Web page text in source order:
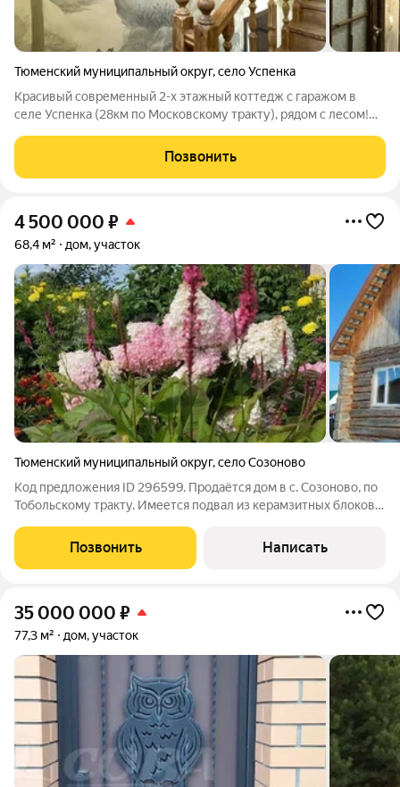
Тюменский муниципальный округ,село Успенка
Красивый современный 2-х этажный коттедж с гаражом в
селе Успенка (28км по Московскому тракту), рядом с лесом!
ремонтом и новым кухонным гарнитуром! На первом этаже
дизайнерская эксклюзивная ручная
Позвонить
4 500 000 ₽
68,4 м² дом, участок
Тюменский муниципальный округ,село Созоново
Код предложения ID 296599. Продаётся дом в с. Созоново, по
Тобольскому тракту. Имеется подвал из керамзитных блоков 3
терморазрывом. В доме требуется ремонт.Электричество
заведено. Имеется оборудование
Позвонить Написать
35 000 000 ₽
77,3 м² дом, участок